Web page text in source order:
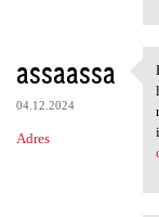
assaassa
04.12.2024
Adres